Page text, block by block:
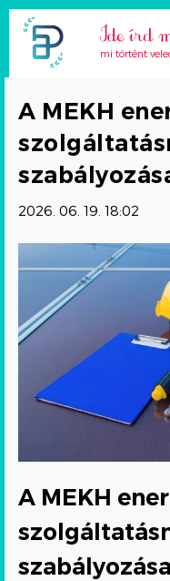
mi történt
A MEKH
2026. 06. 19. 18:02
A MEKH
szabályozása